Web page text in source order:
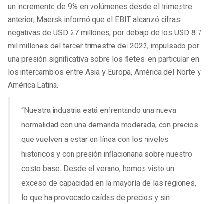
un incremento de 9% en volúmenes desde el trimestre
anterior, Maersk informó que el EBIT alcanzó cifras
negativas de USD 27 millones, por debajo de los USD 8.7
mil millones del tercer trimestre del 2022, impulsado por
una presión significativa sobre los fletes, en particular en
los intercambios entre Asia y Europa, América del Norte y
América Latina.
“Nuestra industria está enfrentando una nueva
normalidad con una demanda moderada, con precios
que vuelven a estar en línea con los niveles
históricos y con presión inflacionaria sobre nuestro
costo base. Desde el verano, hemos visto un
exceso de capacidad en la mayoría de las regiones,
lo que ha provocado caídas de precios y sin